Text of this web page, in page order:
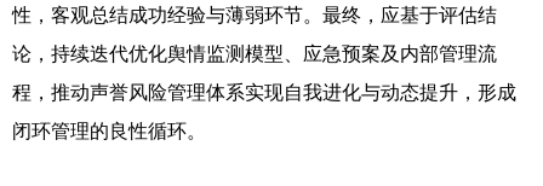
性，客观总结成功经验与薄弱环节。最终，应基于评估结
论，持续迭代优化舆情监测模型、应急预案及内部管理流
程，推动声誉风险管理体系实现自我进化与动态提升，形成
闭环管理的良性循环。